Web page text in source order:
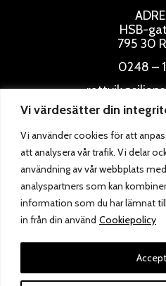
Vi värdesätter din
Vi använder cookies för att
att analysera vår trafik. Vi delar
användning av vår webbplats
analyspartners som kan
information som du har lämnat
in från din använd Cookiepolicy
HSB-
795 30
0248 –